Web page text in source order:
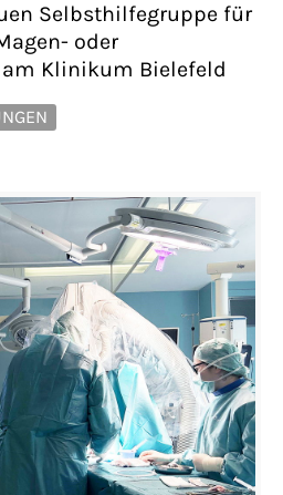
Selbsthilfegruppe für
oder
Klinikum Bielefeld